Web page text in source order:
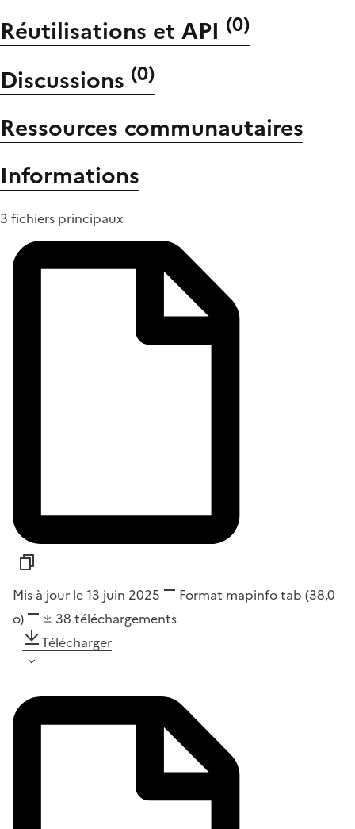
Réutilisations et API (0)
Discussions (0)
Ressources communautaires
Informations
3 fichiers principaux
Mis à jour le 13 juin 2025 Format mapinfo tab (38,0
o)
38 téléchargements
Télécharger